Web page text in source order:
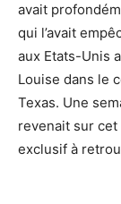
avait
qui l’avait
aux Etats-Unis
Louise dans le
Texas. Une
revenait sur
exclusif à